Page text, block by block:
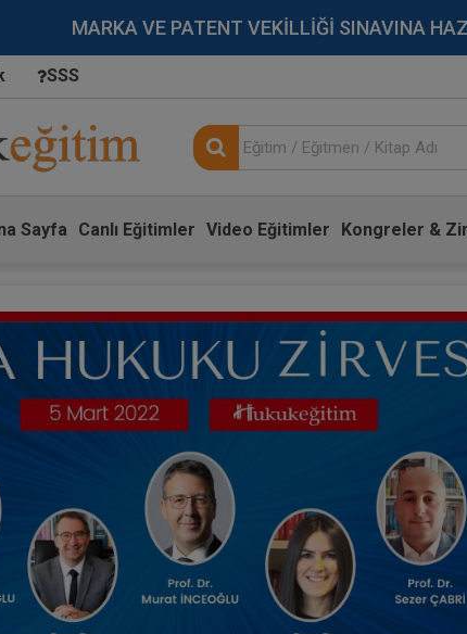
MARKA VE PATENT VEKİLLİĞİ SINAVINA
SSS
Sayfa Canlı Eğitimler Video Eğitimler Kongreler &